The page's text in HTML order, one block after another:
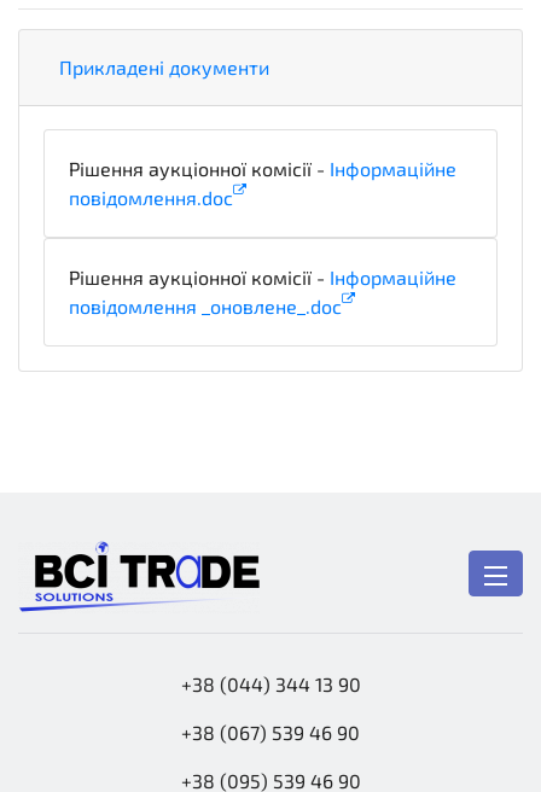
Прикладені документи
Рішення аукціонної комісії - Інформаційне
повідомлення.doc
Рішення аукціонної комісії - Інформаційне
повідомлення _оновлене_.doc
+38 (044) 344 13 90
+38 (067) 539 46 90
+38 (095) 539 46 90